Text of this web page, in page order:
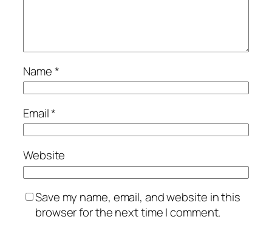
Name*
Email*
Website
Save my name, email, and website in this
browser for the next time I comment.